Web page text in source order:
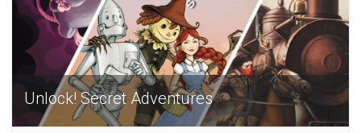
Unlock! Secret Adventures